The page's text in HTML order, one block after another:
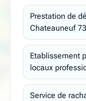
Prestation de
Chateauneuf
Etablissement
locaux
Service de